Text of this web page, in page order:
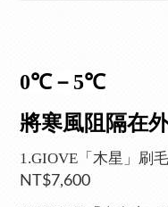
0℃－5℃
將寒風阻隔在
1.GIOVE「木星」刷
NT$7,600